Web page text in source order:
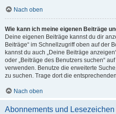
Nach oben
Wie kann ich meine eigenen Beiträge
Deine eigenen Beiträge kannst du dir
Beiträge“ im Schnellzugriff oben auf der
kannst du auch „Deine Beiträge
oder „Beiträge des Benutzers suchen“
verwenden. Benutze die erweiterte
zu suchen. Trage dort die
Nach oben
Abonnements und Lesezeichen